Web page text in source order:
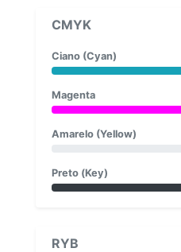
CMYK
Ciano (Cyan)
Magenta
Amarelo (Yellow)
Preto (Key)
RYB